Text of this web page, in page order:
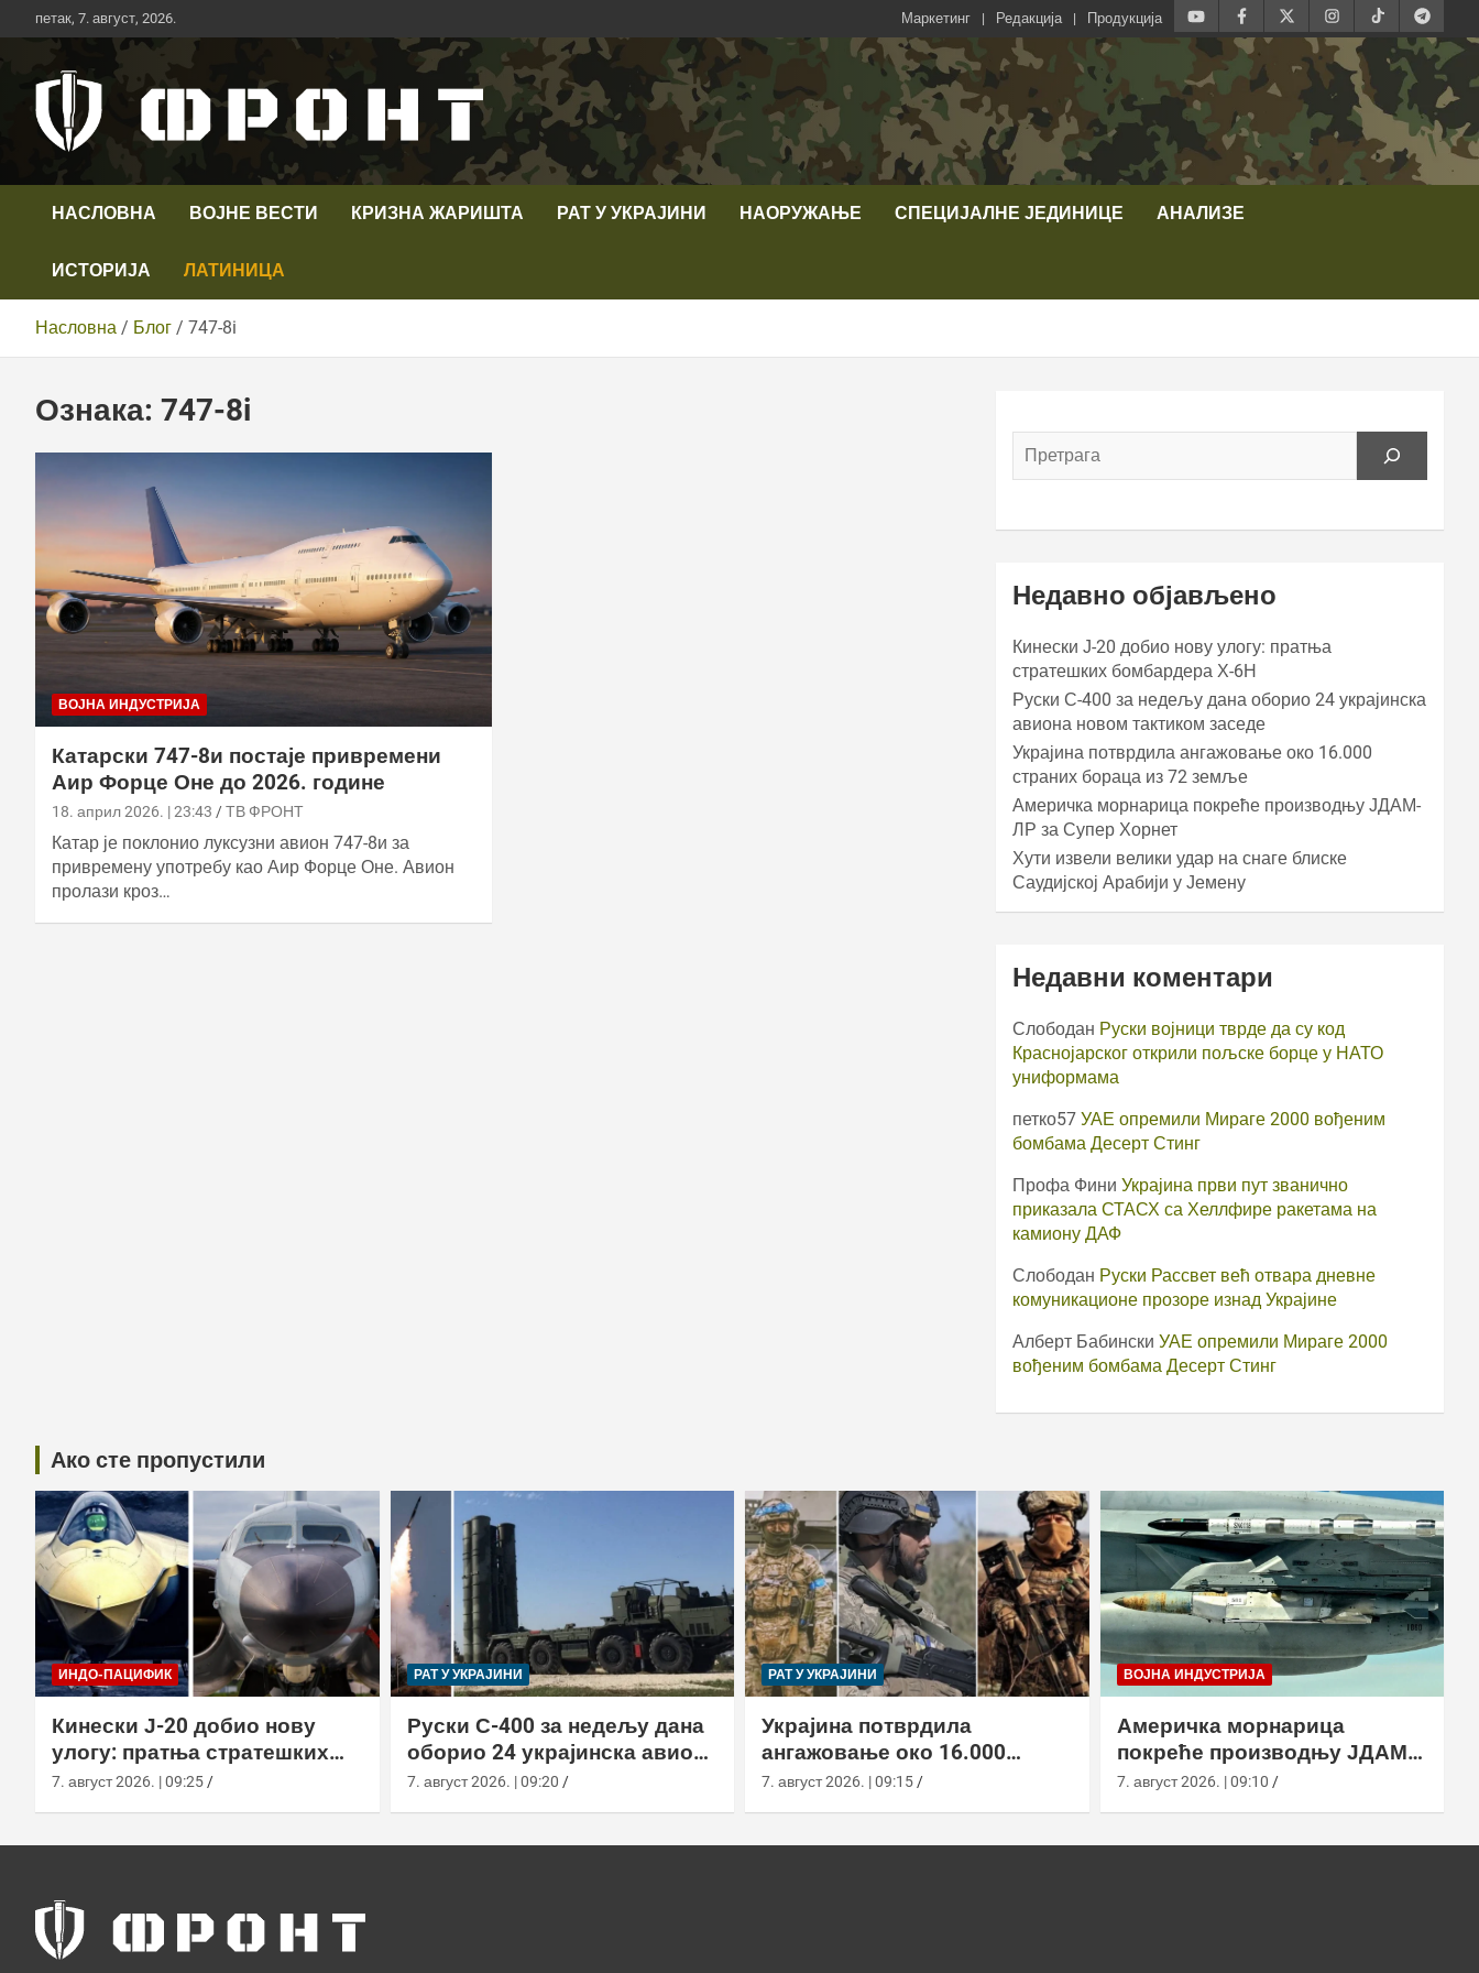
Скип
то
петак, 7. август, 2026. Маркетинг Редакција Продукција
Телевизија ФРОНТ
НАСЛОВНА ВОЈНЕ ВЕСТИ КРИЗНА ЖАРИШТА РАТ У УКРАЈИНИ НАОРУЖАЊЕ СПЕЦИЈАЛНЕ ЈЕДИНИЦЕ АНАЛИЗЕ
ИСТОРИЈА ЛАТИНИЦА
Насловна Блог 747-8i
Ознака: 747-8i
ВОЈНА ИНДУСТРИЈА
Катарски 747-8и постаје привремени
Аир Форце Оне до 2026. године
18. април 2026. | 23:43 ТВ ФРОНТ
Катар је поклонио луксузни авион 747-8и за
привремену употребу као Аир Форце Оне. Авион
пролази кроз…
Недавно објављено
Кинески Ј-20 добио нову улогу: пратња
стратешких бомбардера Х-6Н
Руски С-400 за недељу дана оборио 24 украјинска
авиона новом тактиком заседе
Украјина потврдила ангажовање око 16.000
страних бораца из 72 земље
Америчка морнарица покреће производњу ЈДАМ-
ЛР за Супер Хорнет
Хути извели велики удар на снаге блиске
Саудијској Арабији у Јемену
Недавни коментари
Слободан Руски војници тврде да су код
Краснојарског открили пољске борце у НАТО
униформама
петко57 УАЕ опремили Мираге 2000 вођеним
бомбама Десерт Стинг
Профа Фини Украјина први пут званично
приказала СТАСХ са Хеллфире ракетама на
камиону ДАФ
Слободан Руски Рассвет већ отвара дневне
комуникационе прозоре изнад Украјине
Алберт Бабински УАЕ опремили Мираге 2000
вођеним бомбама Десерт Стинг
Ако сте пропустили
ИНДО-ПАЦИФИК
Кинески Ј-20 добио нову
улогу: пратња стратешких
бомбардера Х-6Н
7. август 2026. | 09:25
РАТ У УКРАЈИНИ
Руски С-400 за недељу дана
оборио 24 украјинска авиона
новом тактиком заседе
7. август 2026. | 09:20
РАТ У УКРАЈИНИ
Украјина потврдила
ангажовање око 16.000
страних бораца из 72 земље
7. август 2026. | 09:15
ВОЈНА ИНДУСТРИЈА
Америчка морнарица
покреће производњу ЈДАМ-
ЛР за Супер Хорнет
7. август 2026. | 09:10